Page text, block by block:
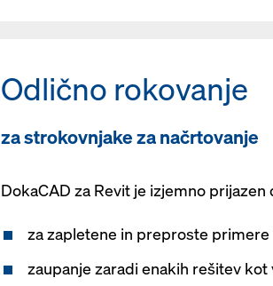
Odlično rokovanje
za strokovnjake za načrtovanje
DokaCAD za Revit je izjemno
za zapletene in preproste
zaupanje zaradi enakih rešitev